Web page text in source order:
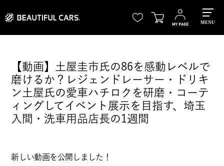
MENU
【動画】土屋圭市氏の86を感動レベルで
磨けるか？レジェンドレーサー・ドリキ
ン土屋氏の愛車ハチロクを研磨・コーテ
ィングしてイベント展示を目指す、埼玉
入間・洗車用品店長の1週間
新しい動画を公開しました！